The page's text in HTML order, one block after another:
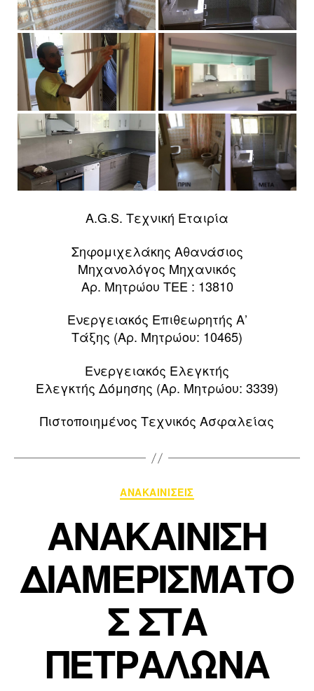
A.G.S. Τεχνική Εταιρία
Σηφομιχελάκης Αθανάσιος
Μηχανολόγος Μηχανικός
Αρ. Μητρώου ΤΕΕ : 13810
Ενεργειακός Επιθεωρητής Α’
Τάξης (Αρ. Μητρώου: 10465)
Ενεργειακός Ελεγκτής
Ελεγκτής Δόμησης (Αρ. Μητρώου: 3339)
Πιστοποιημένος Τεχνικός Ασφαλείας
ΑΝΑΚΑΙΝΙΣΕΙΣ
ΑΝΑΚΑΙΝΙΣΗ
ΔΙΑΜΕΡΙΣΜΑΤΟ
Σ ΣΤΑ
ΠΕΤΡΑΛΩΝΑ